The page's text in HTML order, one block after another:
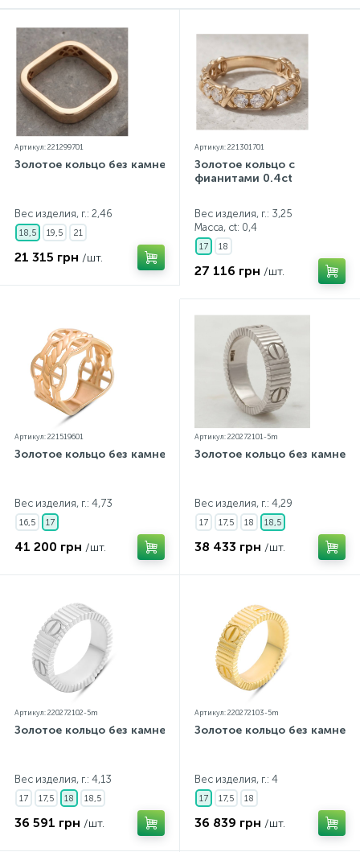
Артикул: 221299701
Золотое кольцо без камней
Вес изделия, г.: 2,46
18,5 19,5 21
21 315 грн /шт.
Артикул: 221301701
Золотое кольцо с
фианитами 0.4ct
Вес изделия, г.: 3,25
Масса, ct: 0,4
17 18
27 116 грн /шт.
Артикул: 221519601
Золотое кольцо без камней
Вес изделия, г.: 4,73
16,5 17
41 200 грн /шт.
Артикул: 220272101-5m
Золотое кольцо без камней
Вес изделия, г.: 4,29
17 17,5 18 18,5
38 433 грн /шт.
Артикул: 220272102-5m
Золотое кольцо без камней
Вес изделия, г.: 4,13
17 17,5 18 18,5
36 591 грн /шт.
Артикул: 220272103-5m
Золотое кольцо без камней
Вес изделия, г.: 4
17 17,5 18
36 839 грн /шт.
О нас
Оплата и доставка
Серебряные цепочки
Серебряные аксессуары